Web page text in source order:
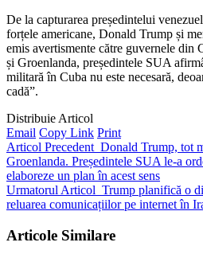
De la capturarea președintelui
forțele americane, Donald Trump și
emis avertismente către guvernele
și Groenlanda, președintele SUA
militară în Cuba nu este necesară,
cadă”.
Distribuie Articol
Email Copy Link Print
Articol Precedent Donald Trump, tot
Groenlanda. Președintele SUA le-a
elaboreze un plan în acest sens
Urmatorul Articol Trump planifică o
reluarea comunicațiilor pe internet în
Articole Similare